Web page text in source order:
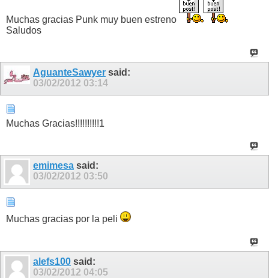
Muchas gracias Punk muy buen estreno
Saludos
AguanteSawyer said:
03/02/2012 03:14
Muchas Gracias!!!!!!!!!!1
emimesa said:
03/02/2012 03:50
Muchas gracias por la peli
alefs100 said:
03/02/2012 04:05